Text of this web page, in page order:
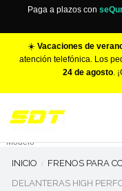
Paga a plazos con
☀️ Vacaciones de
atención telefónica. Los
24 de agosto.
Make
Modelo
INICIO FRENOS PARA
DELANTERAS HIGH